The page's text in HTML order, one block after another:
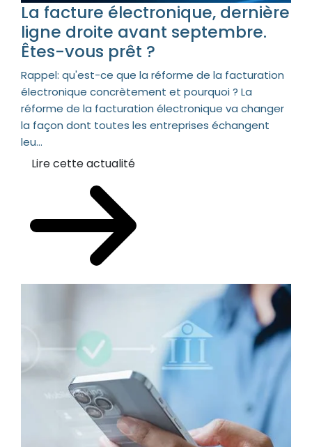
La facture électronique, dernière
ligne droite avant septembre.
Êtes-vous prêt ?
Rappel: qu'est-ce que la réforme de la facturation
électronique concrètement et pourquoi ? La
réforme de la facturation électronique va changer
la façon dont toutes les entreprises échangent
leu...
Lire cette actualité